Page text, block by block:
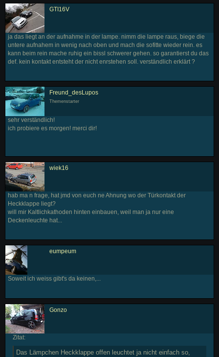
GTI16V
ja das liegt an der aufnahme in der lampe. nimm die lampe raus, biege die
untere aufnahem in wenig nach oben und mach die sofitte wieder rein. es
kann beim rein mache ruhig ein bissl schwerer gehen. so garantierst du das
def. kein kontakt entsteht der nicht enrstehen soll. verständlich erklärt ?
Freund_desLupos
Themenstarter
sehr verständlich!
ich probiere es morgen! merci dir!
wiek16
hab ma n frage, hat jmd von euch ne Ahnung wo der Türkontakt der
Heckklappe liegt?
will mir Kaltlichkathoden hinten einbauen, weil man ja nur eine
Deckenleuchte hat...
eumpeum
Soweit ich weiss gibt's da keinen,...
Gonzo
Zitat:
Das Lämpchen Heckklappe offen leuchtet ja nicht einfach so,